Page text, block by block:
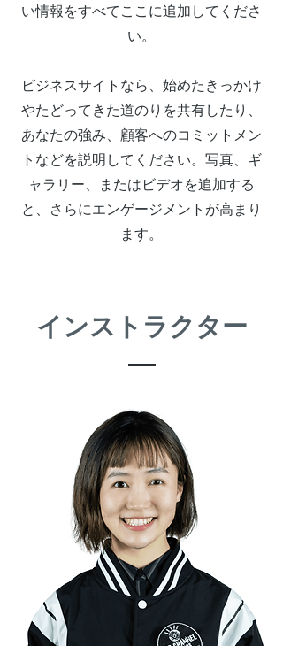
い情報をすべてここに追加してくださ
い。
ビジネスサイトなら、始めたきっかけ
やたどってきた道のりを共有したり、
あなたの強み、顧客へのコミットメン
トなどを説明してください。写真、ギ
ャラリー、またはビデオを追加する
と、さらにエンゲージメントが高まり
ます。
インストラクター